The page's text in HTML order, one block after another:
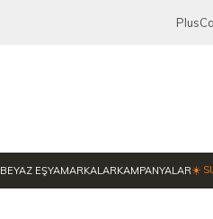
BEYAZ EŞYAMARKALARKAMPANYALAR☀️